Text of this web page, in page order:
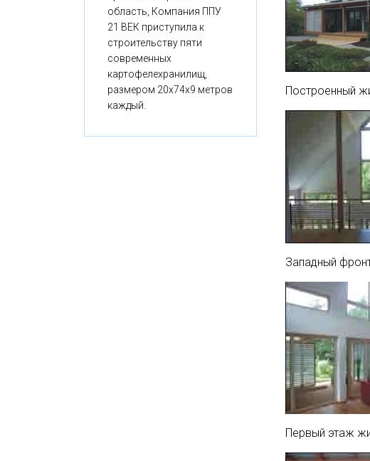
Построенный
Западный
Первый этаж
область, Компания ППУ
21 ВЕК приступила к
строительству пяти
современных
картофелехранилищ,
размером 20x74x9 метров
каждый.